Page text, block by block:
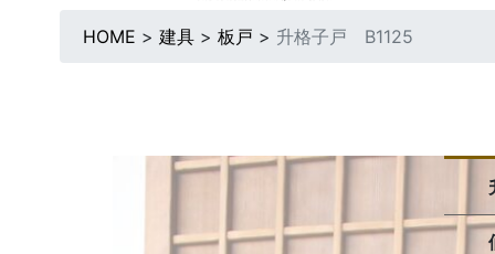
HOME > 建具 > 板戸 > 升格子戸 B1125